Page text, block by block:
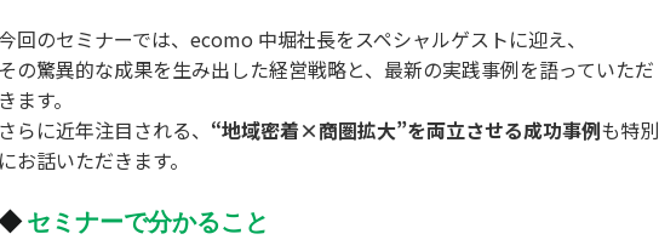
回のセミナーでは、ecomo 中堀社長をスペシャルゲストに迎え、
の驚異的な成果を生み出した経営戦略と、最新の実践事例を語っていただ
ます。
らに近年注目される、 “地域密着×商圏拡大”を両立させる成功事例も特別
お話いただきます。
セミナーで分かること